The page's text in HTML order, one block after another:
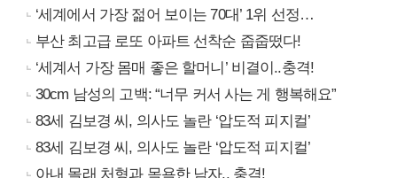
‘세계에서 가장 젊어 보이는 70대’ 1위 선정…
부산 최고급 로또 아파트 선착순 줍줍떴다!
‘세계서 가장 몸매 좋은 할머니’ 비결이..충격!
30cm 남성의 고백: “너무 커서 사는 게 행복해요”
83세 김보경 씨, 의사도 놀란 ‘압도적 피지컬’
83세 김보경 씨, 의사도 놀란 ‘압도적 피지컬’
아내 몰래 처형과 목욕한 남자.. 충격!